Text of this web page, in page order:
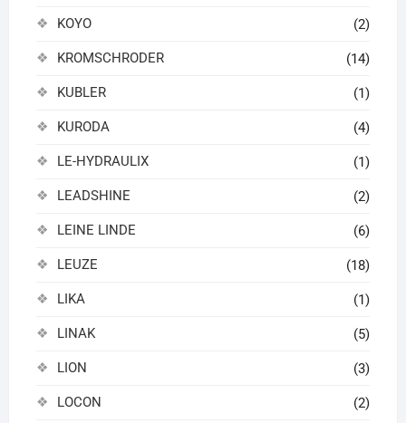
KOYO (2)
KROMSCHRODER (14)
KUBLER (1)
KURODA (4)
LE-HYDRAULIX (1)
LEADSHINE (2)
LEINE LINDE (6)
LEUZE (18)
LIKA (1)
LINAK (5)
LION (3)
LOCON (2)